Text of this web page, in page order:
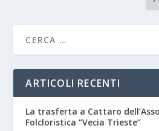
ARTICOLI RECENTI
La trasferta a Cattaro
Folcloristica “Vecia Trieste”